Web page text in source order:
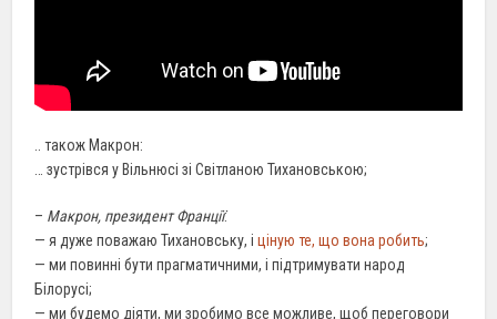
.. також Макрон:
… зустрівся у Вільнюсі зі Світланою Тихановською;
– Макрон, президент Франції:
— я дуже поважаю Тихановську, іціную те, що вона робить;
— ми повинні бути прагматичними, і підтримувати народ
Білорусі;
— ми будемо діяти, ми зробимо все можливе, щоб переговори